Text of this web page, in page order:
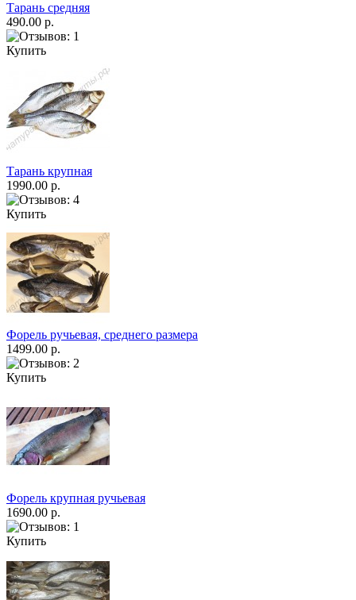
Тарань средняя
490.00 р.
Купить
Тарань крупная
1990.00 р.
Купить
Форель ручьевая, среднего размера
1499.00 р.
Купить
Форель крупная ручьевая
1690.00 р.
Купить